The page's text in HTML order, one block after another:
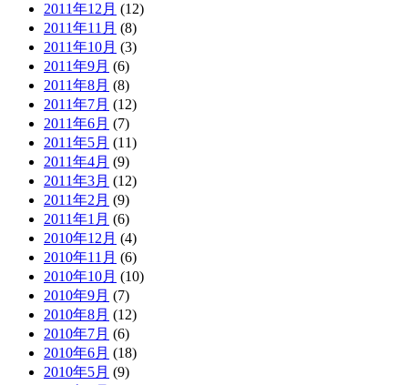
2011年12月 (12)
2011年11月 (8)
2011年10月 (3)
2011年9月 (6)
2011年8月 (8)
2011年7月 (12)
2011年6月 (7)
2011年5月 (11)
2011年4月 (9)
2011年3月 (12)
2011年2月 (9)
2011年1月 (6)
2010年12月 (4)
2010年11月 (6)
2010年10月 (10)
2010年9月 (7)
2010年8月 (12)
2010年7月 (6)
2010年6月 (18)
2010年5月 (9)